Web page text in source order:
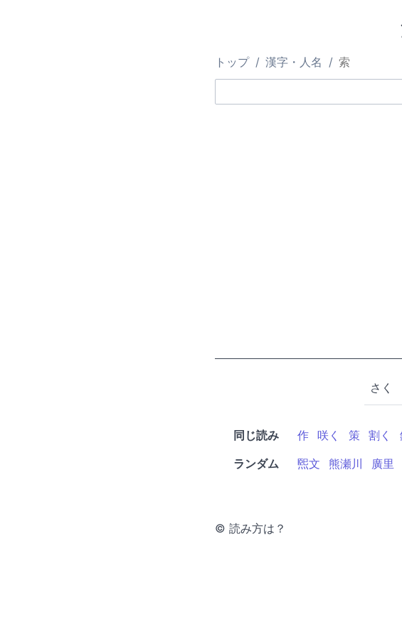
トップ 漢字・人名 索
さく
同じ読み 作 咲く 策 割く
ランダム
煕文 熊瀬川 廣里
© 読み方は？